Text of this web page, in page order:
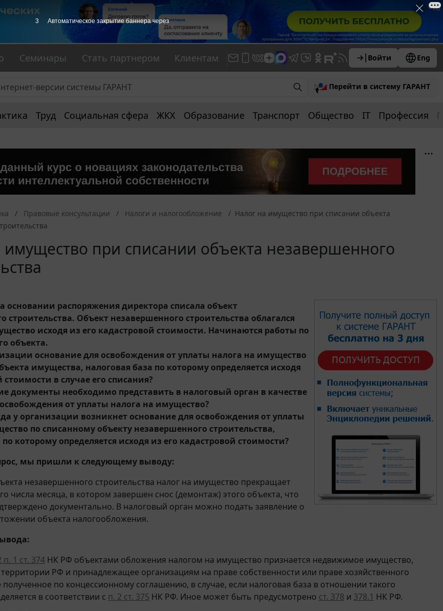
Семинары Стать партнером Клиентам Войти Eng
Перейти в систему ГАРАНТ
Труд Социальная сфера ЖКХ Образование Транспорт Общество IT Профессия
Правовые консультации Налоги и налогообложение
Налог на имущество при списании объекта
имущество при списании объекта незавершенного
основании распоряжения директора списала объект
строительства. Объект незавершенного строительства облагался
исходя из его кадастровой стоимости. Начинаются работы по
объекта.
основание для освобождения от уплаты налога на имущество
имущества, налоговая база по которому определяется исходя
стоимости в случае его списания?
документы необходимо представить в налоговый орган в качестве
от уплаты налога на имущество?
у организации возникнет основание для освобождения от уплаты
по списанному объекту незавершенного строительства,
которому определяется исходя из его кадастровой стоимости?
мы пришли к следующему выводу:
незавершенного строительства налог на имущество прекращает
числа месяца, в котором завершен снос (демонтаж) этого объекта, что
документально. В налоговый орган можно подать заявление о
объекта налогообложения.
п. 1 ст. 374 НК РФ объектами обложения налогом на имущество признается недвижимое имущество,
РФ и принадлежащее организациям на праве собственности или праве хозяйственного
полученное по концессионному соглашению, в случае, если налоговая база в отношении такого
в соответствии с п. 2 ст. 375 НК РФ. Иное может быть предусмотрено ст. 378 и 378.1 НК РФ.
3 Автоматическое закрытие баннера через